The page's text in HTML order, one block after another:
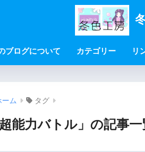
ブログについて カテゴリー リ
ーム タグ
超能力バトル」の記事一